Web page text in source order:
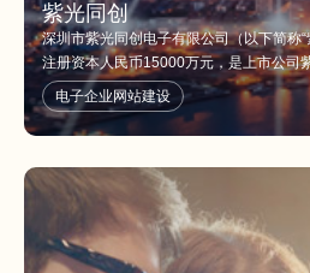
紫光同创
深圳市紫光同创电子有限公司（以下简称
注册资本人民币15000万元，是上市公司
司。紫光同创总部设在深圳，同时在上海
海淀区分别设有分公司。2016年6月，公
限公司更名为深圳市紫光同创电子有限公
电子企业网站建设